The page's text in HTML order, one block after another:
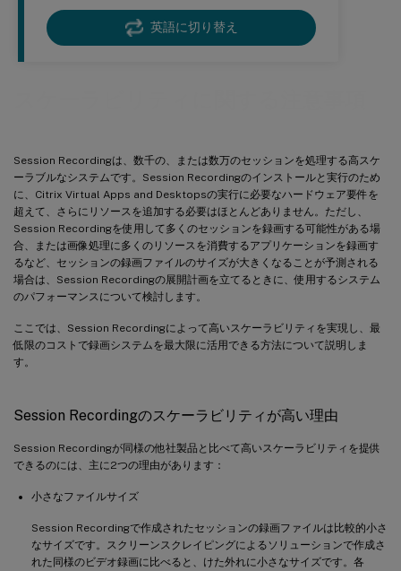
英語に切り替え
Session Recordingは、数千の、または数万のセッションを処理する高スケ
ーラブルなシステムです。Session Recordingのインストールと実行のため
に、Citrix Virtual Apps and Desktopsの実行に必要なハードウェア要件を
超えて、さらにリソースを追加する必要はほとんどありません。ただし、
Session Recordingを使用して多くのセッションを録画する可能性がある場
合、または画像処理に多くのリソースを消費するアプリケーションを録画す
るなど、セッションの録画ファイルのサイズが大きくなることが予測される
場合は、Session Recordingの展開計画を立てるときに、使用するシステム
のパフォーマンスについて検討します。
ここでは、Session Recordingによって高いスケーラビリティを実現し、最
低限のコストで録画システムを最大限に活用できる方法について説明しま
す。
Session Recordingのスケーラビリティが高い理由
Session Recordingが同様の他社製品と比べて高いスケーラビリティを提供
できるのには、主に2つの理由があります：
小さなファイルサイズ
Session Recordingで作成されたセッションの録画ファイルは比較的小さ
なサイズです。スクリーンスクレイピングによるソリューションで作成さ
れた同様のビデオ録画に比べると、けた外れに小さなサイズです。各
ネットワークの性能